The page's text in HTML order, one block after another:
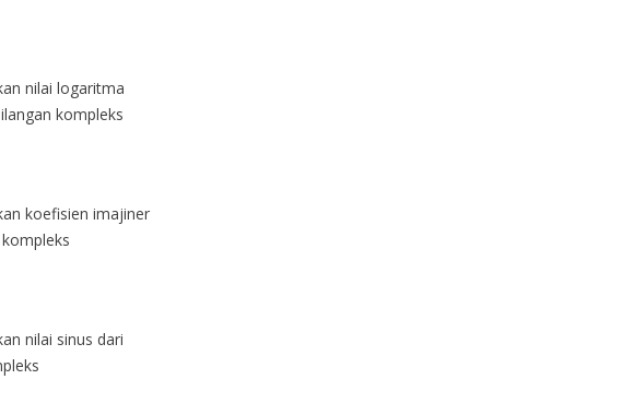
nilai logaritma
kompleks
koefisien imajiner
nilai sinus dari